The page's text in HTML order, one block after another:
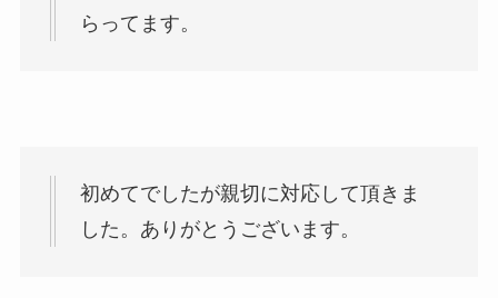
らってます。
初めてでしたが親切に対応して頂きま
した。ありがとうございます。